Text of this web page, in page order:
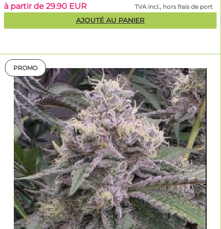
à partir de 29.90 EUR TVA incl., hors frais de port
AJOUTÉ AU PANIER
PROMO